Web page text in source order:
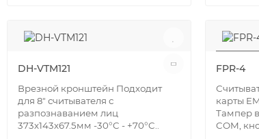
DH-VTM121
Врезной кронштейн Подходит
для 8" считывателя с
разпознаванием лиц
373х143х67.5мм -30°C - +70°C..
FPR-4
карты
Тампер
COM,